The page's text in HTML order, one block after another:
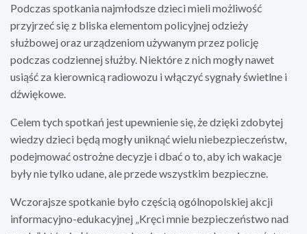
Podczas spotkania najmłodsze dzieci mieli możliwość
przyjrzeć się z bliska elementom policyjnej odzieży
służbowej oraz urządzeniom używanym przez policję
podczas codziennej służby. Niektóre z nich mogły nawet
usiąść za kierownicą radiowozu i włączyć sygnały świetlne i
dźwiękowe.
Celem tych spotkań jest upewnienie się, że dzięki zdobytej
wiedzy dzieci będą mogły uniknąć wielu niebezpieczeństw,
podejmować ostrożne decyzje i dbać o to, aby ich wakacje
były nie tylko udane, ale przede wszystkim bezpieczne.
Wczorajsze spotkanie było częścią ogólnopolskiej akcji
informacyjno-edukacyjnej „Kręci mnie bezpieczeństwo nad